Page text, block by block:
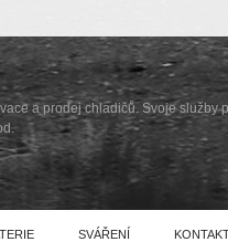
a prodej chladičů. Svoje
SVÁŘENÍ